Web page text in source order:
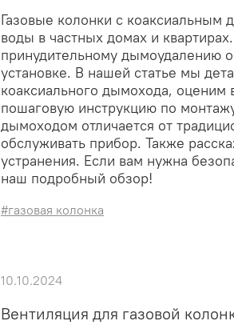
Газовые колонки с
воды в частных домах и
принудительному дымоудалению
установке. В нашей статье мы
коаксиального дымохода,
пошаговую инструкцию по
дымоходом отличается от
обслуживать прибор. Также
устранения. Если вам нужна
наш подробный обзор!
#газовая колонка
Вентиляция для газовой
10.10.2024